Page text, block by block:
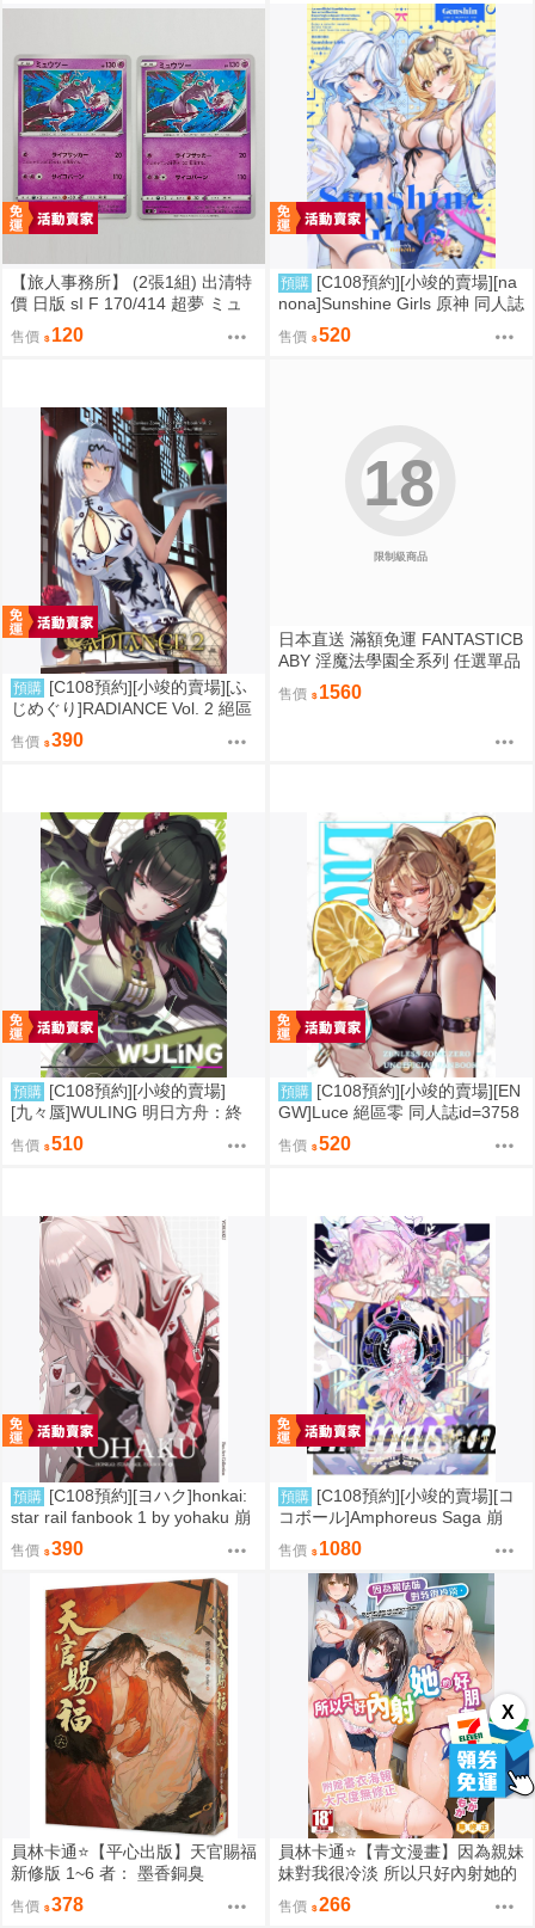
X
【旅人事務所】 (2張1組) 出清特
價 日版 sI F 170/414 超夢 ミュ
ウツー PTCG 寶可夢 卡牌【原售
價480元 特價120元】
售價 120
預購 [C108預約][小竣的賣場][na
nona]Sunshine Girls 原神 同人誌
id=3774614
售價 520
預購 [C108預約][小竣的賣場][ふ
じめぐり]RADIANCE Vol. 2 絕區
零 同人誌id=3755087
售價 390
限制級商品
18
日本直送 滿額免運 FANTASTICB
ABY 淫魔法學園全系列 任選單品
/ 3位學妹豪華全套組 疾風雷神
售價 1560
預購 [C108預約][小竣的賣場]
[九々蜃]WULING 明日方舟：終
末地 同人誌id=3774619
售價 510
預購 [C108預約][小竣的賣場][EN
GW]Luce 絕區零 同人誌id=3758
416
售價 520
預購 [C108預約][ヨハク]honkai:
star rail fanbook 1 by yohaku 崩
壞：星穹鐵道 同人誌id=3767971
售價 390
預購 [C108預約][小竣的賣場][コ
コボール]Amphoreus Saga 崩
壞：星穹鐵道 同人誌id=3745928
售價 1080
員林卡通⭐️【平心出版】天官賜福
新修版 1~6 者： 墨香銅臭
售價 378
員林卡通⭐️【青文漫畫】因為親妹
妹對我很冷淡 所以只好內射她的
好朋友（全） 作者： あきさかや
もか
售價 266